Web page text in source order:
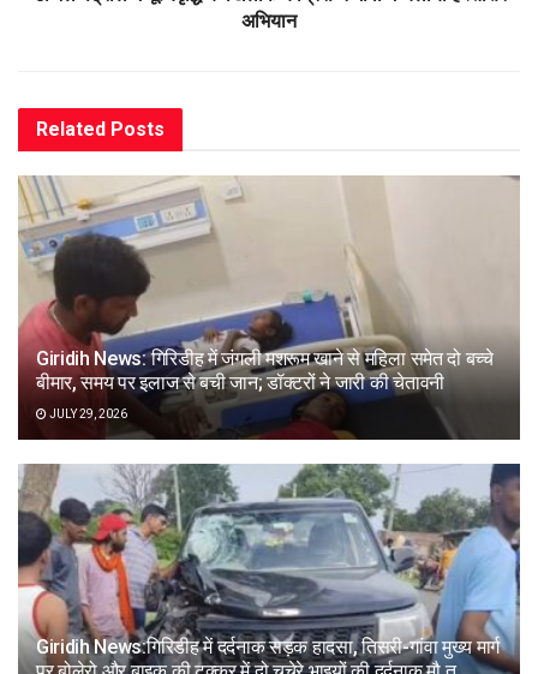
अभियान
Related Posts
Giridih News: गिरिडीह में जंगली मशरूम खाने से महिला समेत दो बच्चे
बीमार, समय पर इलाज से बची जान; डॉक्टरों ने जारी की चेतावनी
JULY 29, 2026
Giridih News:गिरिडीह में दर्दनाक सड़क हादसा, तिसरी-गांवा मुख्य मार्ग